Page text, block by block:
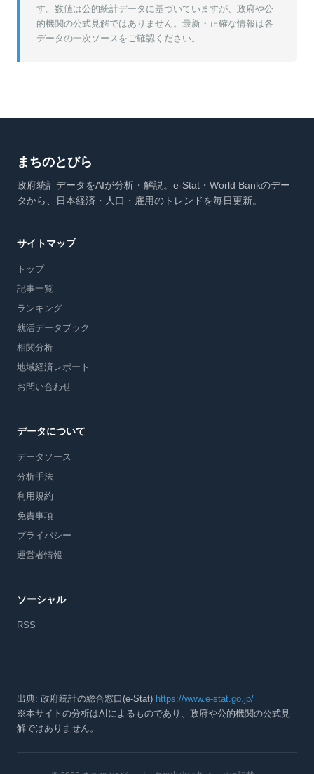
す。数値は公的統計データに基づいていますが、政府や公
的機関の公式見解ではありません。最新・正確な情報は各
データの一次ソースをご確認ください。
まちのとびら
政府統計データをAIが分析・解説。e-Stat・World Bankのデー
タから、日本経済・人口・雇用のトレンドを毎日更新。
サイトマップ
トップ
記事一覧
ランキング
就活データブック
相関分析
地域経済レポート
お問い合わせ
データについて
データソース
分析手法
利用規約
免責事項
プライバシー
運営者情報
ソーシャル
RSS
出典: 政府統計の総合窓口(e-Stat) https://www.e-stat.go.jp/
※本サイトの分析はAIによるものであり、政府や公的機関の公式見
解ではありません。